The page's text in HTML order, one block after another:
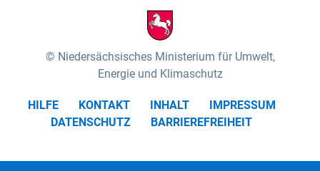
Niedersächsisches Ministerium für Umwelt,
Energie und Klimaschutz
HILFE KONTAKT INHALT
IMPRESSUM
DATENSCHUTZ
BARRIEREFREIHEIT